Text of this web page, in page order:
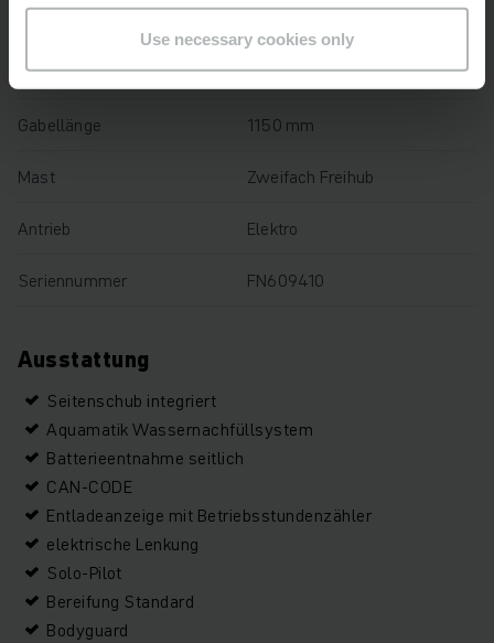
Use necessary cookies only
Bauhöhe 2165 mm
Gabellänge 1150 mm
Mast Zweifach Freihub
Antrieb Elektro
Seriennummer FN609410
Ausstattung
Seitenschub integriert
Aquamatik Wassernachfüllsystem
Batterieentnahme seitlich
CAN-CODE
Entladeanzeige mit Betriebsstundenzähler
elektrische Lenkung
Solo-Pilot
Bereifung Standard
Bodyguard